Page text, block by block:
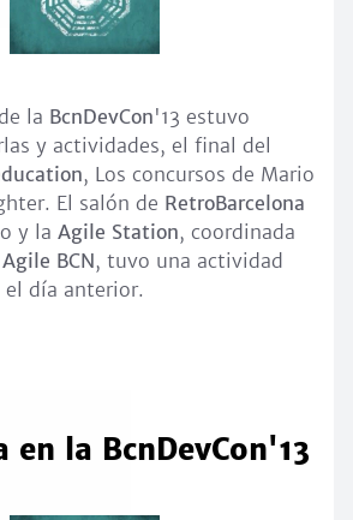
la BcnDevCon'13 estuvo
y actividades, el final del
, Los concursos de Mario
El salón de RetroBarcelona
y la Agile Station, coordinada
Agile BCN, tuvo una actividad
día anterior.
en la BcnDevCon'13